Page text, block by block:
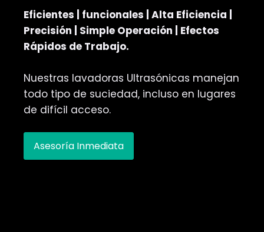
Eficientes | funcionales | Alta Eficiencia |
Precisión | Simple Operación | Efectos
Rápidos de Trabajo.
Nuestras lavadoras Ultrasónicas manejan
todo tipo de suciedad, incluso en lugares
de difícil acceso.
Asesoría Inmediata